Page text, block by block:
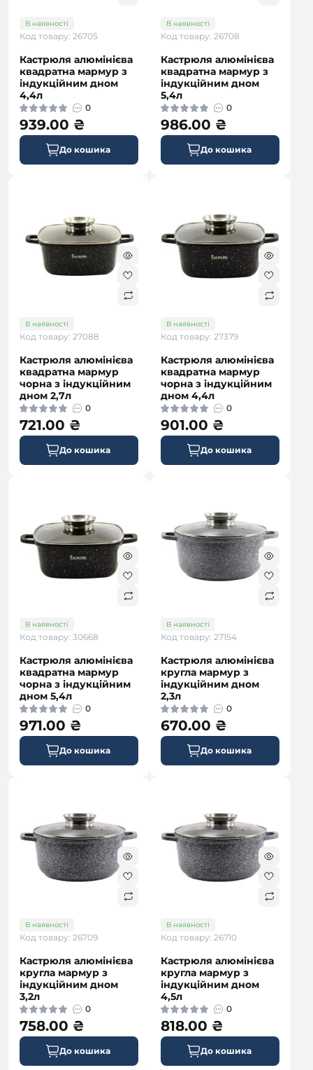
В наявності
Код товару: 26705
Кастрюля алюмінієва
квадратна мармур з
індукційним дном
4,4л
0
939.00 ₴
До кошика
В наявності
Код товару: 26708
Кастрюля алюмінієва
квадратна мармур з
індукційним дном
5,4л
0
986.00 ₴
До кошика
В наявності
Код товару: 27088
Кастрюля алюмінієва
квадратна мармур
чорна з індукційним
дном 2,7л
0
721.00 ₴
До кошика
В наявності
Код товару: 27379
Кастрюля алюмінієва
квадратна мармур
чорна з індукційним
дном 4,4л
0
901.00 ₴
До кошика
В наявності
Код товару: 30668
Кастрюля алюмінієва
квадратна мармур
чорна з індукційним
дном 5,4л
0
971.00 ₴
До кошика
В наявності
Код товару: 27154
Кастрюля алюмінієва
кругла мармур з
індукційним дном
2,3л
0
670.00 ₴
До кошика
В наявності
Код товару: 26709
Кастрюля алюмінієва
кругла мармур з
індукційним дном
3,2л
0
758.00 ₴
До кошика
В наявності
Код товару: 26710
Кастрюля алюмінієва
кругла мармур з
індукційним дном
4,5л
0
818.00 ₴
До кошика